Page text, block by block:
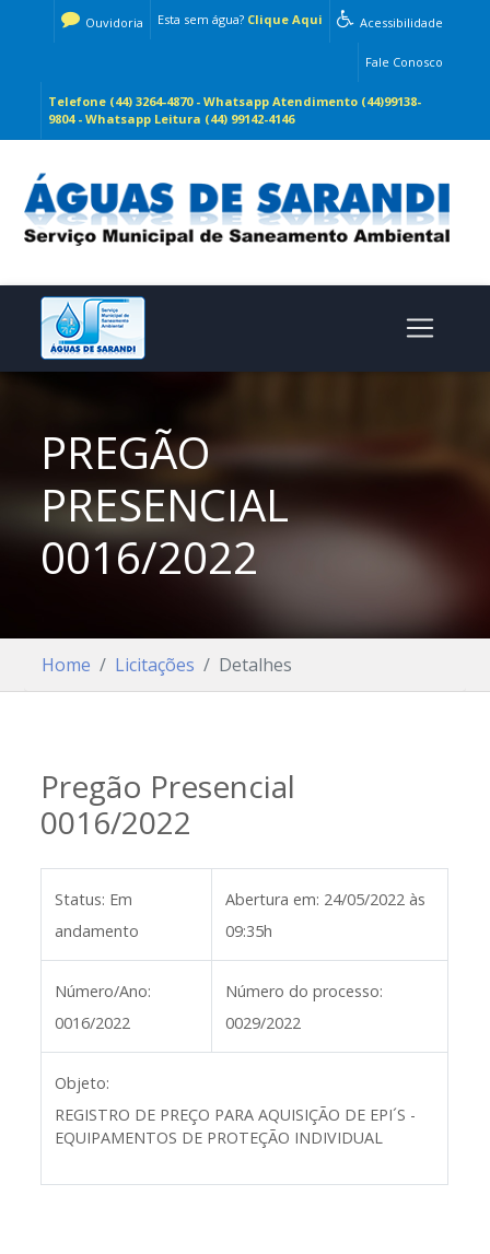
Acessibilidade
Esta sem água? Clique Aqui
Ouvidoria
Fale Conosco
Telefone (44) 3264-4870 - Whatsapp Atendimento (44)99138-
9804 - Whatsapp Leitura (44) 99142-4146
PREGÃO
PRESENCIAL
0016/2022
Home Licitações Detalhes
Pregão Presencial
0016/2022
Status: Em
andamento
Abertura em: 24/05/2022 às
09:35h
Número/Ano:
0016/2022
Número do processo:
0029/2022
Objeto:
REGISTRO DE PREÇO PARA AQUISIÇÃO DE EPI´S -
EQUIPAMENTOS DE PROTEÇÃO INDIVIDUAL